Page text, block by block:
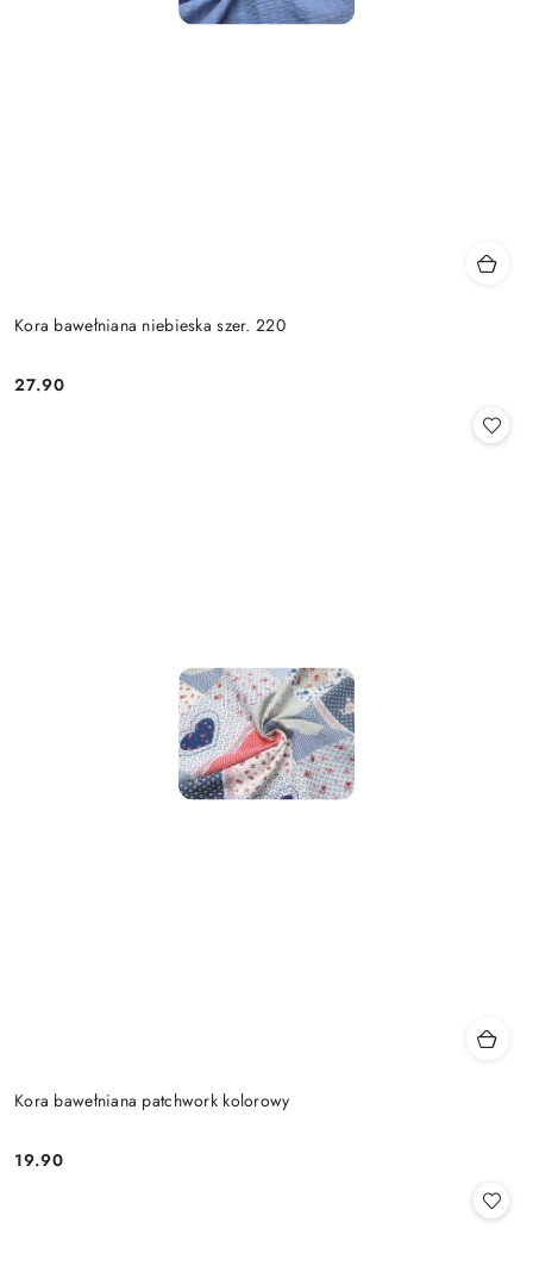
Kora bawełniana niebieska szer. 220
Cena:
27.90
Kora bawełniana patchwork kolorowy
Cena:
19.90